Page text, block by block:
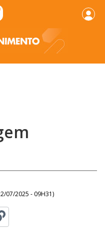
07/2025 - 09H31)